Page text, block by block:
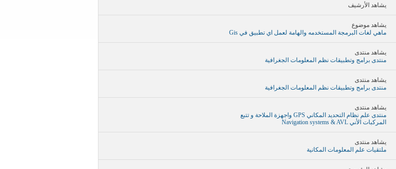
يشاهد الأرشيف
يشاهد موضوع
ماهي لغات البرمجة المستخدمه والهامة لعمل اي تطبيق في Gis
يشاهد منتدى
منتدى برامج وتطبيقات نظم المعلومات الجغرافية
يشاهد منتدى
منتدى برامج وتطبيقات نظم المعلومات الجغرافية
يشاهد منتدى
منتدى علم نظام التحديد المكاني GPS واجهزة الملاحة و تتبع
المركبات الأني Navigation systems & AVL
يشاهد منتدى
ملتقيات علم المعلومات المكانية